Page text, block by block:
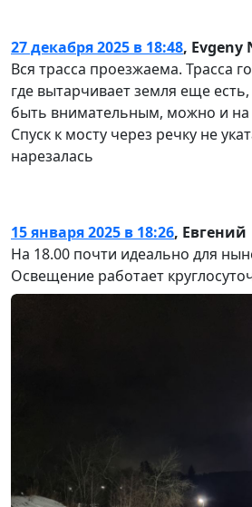
27 декабря 2025 в 18:48, Evgeny
Вся трасса проезжаема. Трасса
где вытарчивает земля еще
быть внимательным, можно и
Спуск к мосту через речку не
нарезалась
15 января 2025 в 18:26, Евгений
На 18.00 почти идеально для
Освещение работает